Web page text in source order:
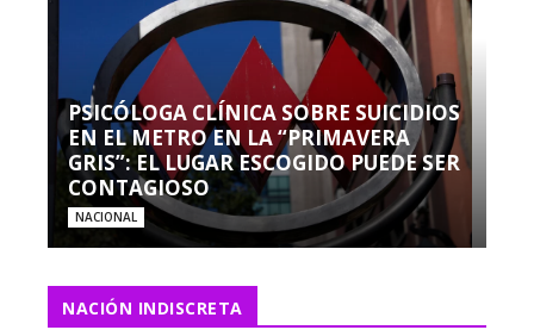
PSICÓLOGA CLÍNICA SOBRE SUICIDIOS
EN EL METRO EN LA “PRIMAVERA
GRIS”: EL LUGAR ESCOGIDO PUEDE SER
CONTAGIOSO
NACIONAL
NACIÓN INDISCRETA